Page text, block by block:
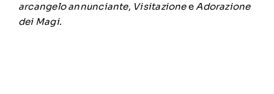
arcangeloannunciante, VisitazioneeAdorazione
dei Magi.